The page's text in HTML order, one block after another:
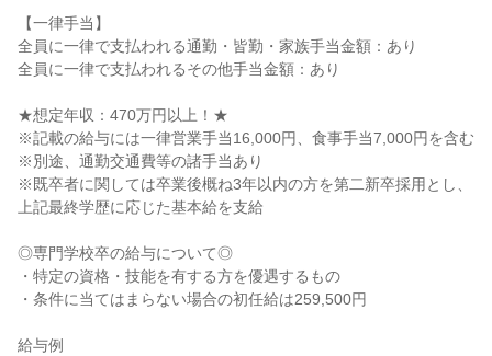
【一律手当】
全員に一律で支払われる通勤・皆勤・家族手当金額：あり
全員に一律で支払われるその他手当金額：あり
★想定年収：470万円以上！★
※記載の給与には一律営業手当16,000円、食事手当7,000円を含む
※別途、通勤交通費等の諸手当あり
※既卒者に関しては卒業後概ね3年以内の方を第二新卒採用とし、
上記最終学歴に応じた基本給を支給
◎専門学校卒の給与について◎
・特定の資格・技能を有する方を優遇するもの
・条件に当てはまらない場合の初任給は259,500円
給与例